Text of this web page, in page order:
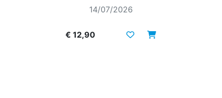
14/07/2026
€ 12,90